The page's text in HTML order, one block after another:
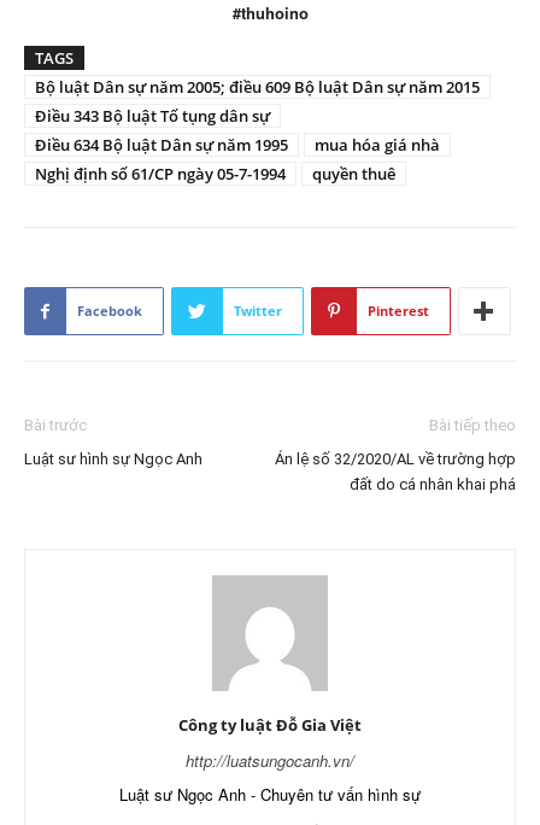
#thuhoino
TAGS
Bộ luật Dân sự năm 2005; điều 609 Bộ luật Dân sự năm 2015
Điều 343 Bộ luật Tố tụng dân sự
Điều 634 Bộ luật Dân sự năm 1995
mua hóa giá nhà
Nghị định số 61/CP ngày 05-7-1994
quyền thuê
Facebook Twitter Pinterest
Bài trước
Luật sư hình sự Ngọc Anh
Bài tiếp theo
Án lệ số 32/2020/AL về trường hợp
đất do cá nhân khai phá
Công ty luật Đỗ Gia Việt
http://luatsungocanh.vn/
Luật sư Ngọc Anh - Chuyên tư vấn hình sự